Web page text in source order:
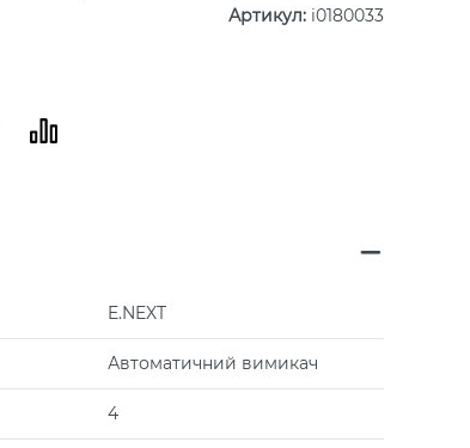
Артикул: i0180033
E.NEXT
Автоматичний вимикач
4